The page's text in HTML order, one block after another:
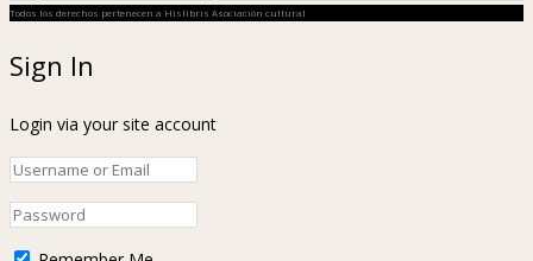
Todos los derechos pertenecen a Hislibris Asociación cultural
Sign In
Login via your site account